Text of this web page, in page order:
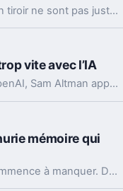
Ces vieux câbles USB entassés dans un tiroir ne sont pas juste du bazar. Les recycler, les donner ou en garder quelques-uns peut vraiment faire la différence.
vite avec l’IA
Après un hack impliquant un agent d’OpenAI, Sam Altman appelle à ralentir le rythme de l’IA. Mais le vrai débat ne se limite pas à freiner.
mémoire qui
Le portable le plus populaire d’Apple commence à manquer. Délais vers fin août, voire septembre, et Apple cherche déjà des parades côté mémoire.